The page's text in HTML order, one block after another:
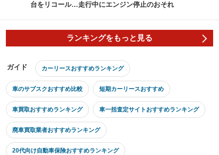
台をリコール…走行中にエンジン停止のおそれ
ランキングをもっと見る
ガイド カーリースおすすめランキング
車のサブスクおすすめ比較 短期カーリースおすすめ
車買取おすすめランキング 車一括査定サイトおすすめランキング
廃車買取業者おすすめランキング
20代向け自動車保険おすすめランキング